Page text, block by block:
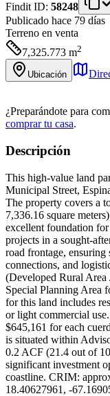
Findit ID: 58248
Publicado hace 79 días
Terreno en venta
7,325.773 m2
Ubicación
¿Preparándote para
comprar tu casa.
Descripción
This high-value land
Municipal Street,
The property covers a
7,336.16 square
excellent foundation
projects in a sought-
road frontage,
connections, and
(Developed Rural Area
Special Planning Area
for this land includes
or light commercial
$645,161 for each
is situated within
0.2 ACF (21.4 out of
significant investment
coastline. CRIM:
18.40627961, -